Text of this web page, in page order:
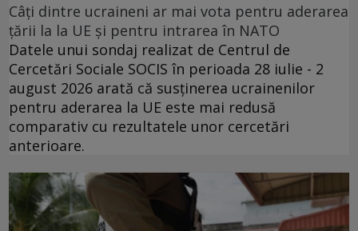
Câți dintre ucraineni ar mai vota pentru aderarea
țării la la UE și pentru intrarea în NATO
Datele unui sondaj realizat de Centrul de
Cercetări Sociale SOCIS în perioada 28 iulie - 2
august 2026 arată că susținerea ucrainenilor
pentru aderarea la UE este mai redusă
comparativ cu rezultatele unor cercetări
anterioare.